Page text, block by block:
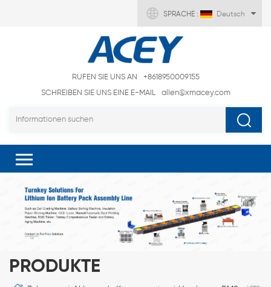
SPRACHE : Deutsch
RUFEN SIE UNS AN
+8618950009155
SCHREIBEN SIE UNS EINE E-MAIL
allen@xmacey.com
PRODUKTE